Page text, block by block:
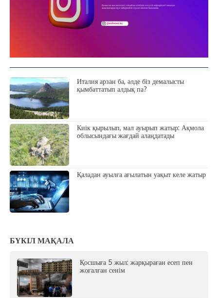
Италия арзан ба, әлде біз демалысты
қымбаттатып алдық па?
Киік қырылып, мал ауырып жатыр: Ақмола
облысындағы жағдай алаңдатады
Қаладан ауылға ағылатын уақыт келе жатыр
БҮКІЛ МАҚАЛА
Қосшыға 5 жыл: жарқыраған есеп пен
жоғалған сенім